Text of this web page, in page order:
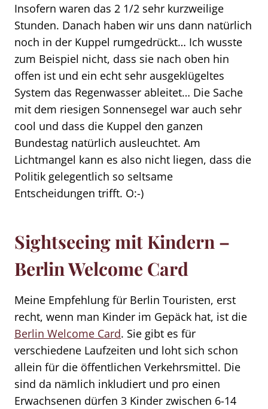
Insofern waren das 2 1/2 sehr kurzweilige
Stunden. Danach haben wir uns dann natürlich
noch in der Kuppel rumgedrückt… Ich wusste
zum Beispiel nicht, dass sie nach oben hin
offen ist und ein echt sehr ausgeklügeltes
System das Regenwasser ableitet… Die Sache
mit dem riesigen Sonnensegel war auch sehr
cool und dass die Kuppel den ganzen
Bundestag natürlich ausleuchtet. Am
Lichtmangel kann es also nicht liegen, dass die
Politik gelegentlich so seltsame
Entscheidungen trifft. O:-)
Sightseeing mit Kindern –
Berlin Welcome Card
Meine Empfehlung für Berlin Touristen, erst
recht, wenn man Kinder im Gepäck hat, ist die
Berlin Welcome Card. Sie gibt es für
verschiedene Laufzeiten und loht sich schon
allein für die öffentlichen Verkehrsmittel. Die
sind da nämlich inkludiert und pro einen
Erwachsenen dürfen 3 Kinder zwischen 6-14